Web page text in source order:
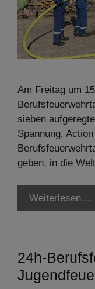
Am Freitag um
sieben
Spannung,
geben, in die
Weiterlesen…
24h-